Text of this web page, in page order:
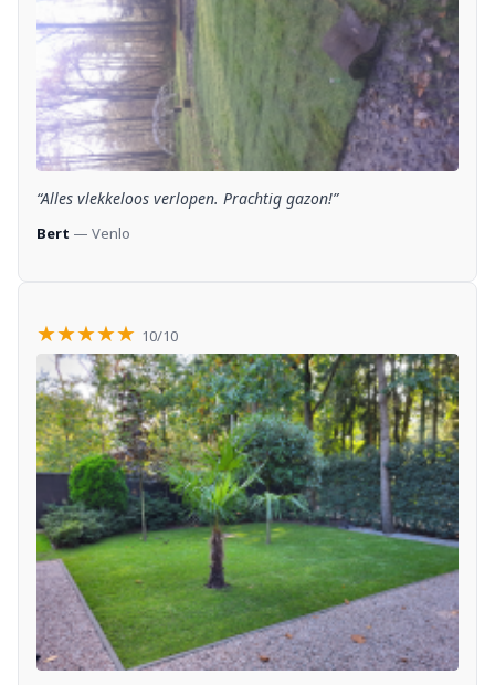
“Alles vlekkeloos verlopen. Prachtig gazon!”
Bert — Venlo
★★★★★ 10/10